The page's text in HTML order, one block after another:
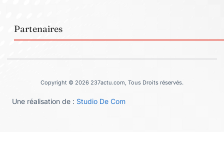
Partenaires
Copyright © 2026 237actu.com, Tous Droits réservés.
Une réalisation de : Studio De Com